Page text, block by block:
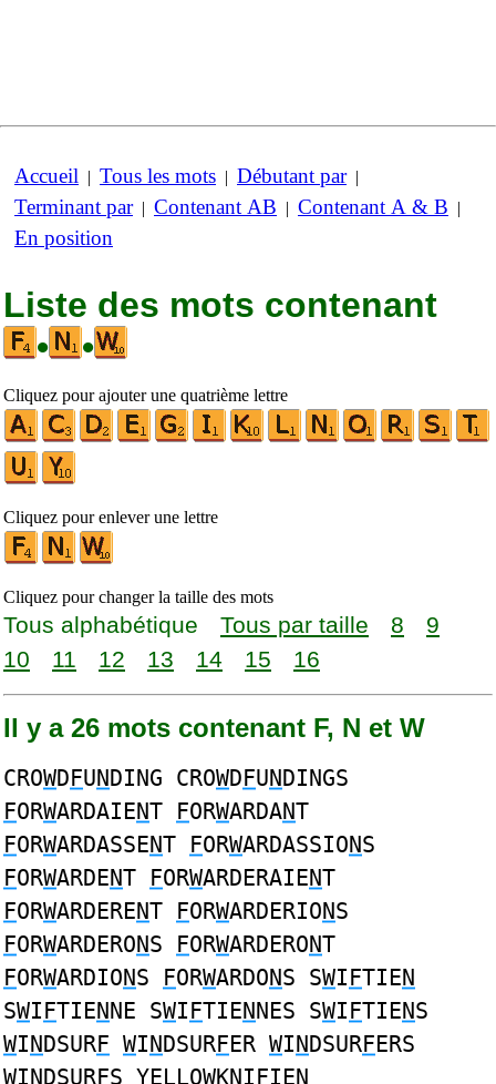
Accueil | Tous les mots | Débutant par|
Terminant par| Contenant AB | Contenant A & B |
En position
Liste des mots contenant
•
•
Cliquez pour ajouter une quatrième lettre
Cliquez pour enlever une lettre
Cliquez pour changer la taille des mots
Tous alphabétique Tous par taille 8
9
10
11 12 13 14 15 16
Il y a 26 mots contenant F, N et W
CROWDFUNDING CROWDFUNDINGS
FORWARDAIENT FORWARDANT
FORWARDASSENT FORWARDASSIONS
FORWARDENT FORWARDERAIENT
FORWARDERENT FORWARDERIONS
FORWARDERONS FORWARDERONT
FORWARDIONS FORWARDONS SWIFTIEN
SWIFTIENNE SWIFTIENNES SWIFTIENS
WINDSURF WINDSURFER WINDSURFERS
WINDSURFS YELLOWKNIFIEN